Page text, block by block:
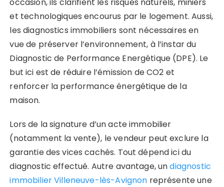
et technologiques encourus par le logement. Aussi,
les diagnostics immobiliers sont nécessaires en
vue de préserver l’environnement, à l’instar du
Diagnostic de Performance Energétique (DPE). Le
but ici est de réduire l’émission de CO2 et
renforcer la performance énergétique de la
maison.
Lors de la signature d’un acte immobilier
(notamment la vente), le vendeur peut exclure la
garantie des vices cachés. Tout dépend ici du
diagnostic effectué. Autre avantage, undiagnostic
immobilier Villeneuve-lès-Avignon représente une